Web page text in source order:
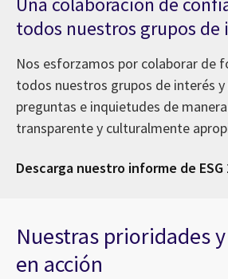
todos nuestros grupos de
Nos esforzamos por colaborar de
todos nuestros grupos de interés y
preguntas e inquietudes de
transparente y culturalmente
Descarga nuestro informe de ESG
Nuestras prioridades
en acción